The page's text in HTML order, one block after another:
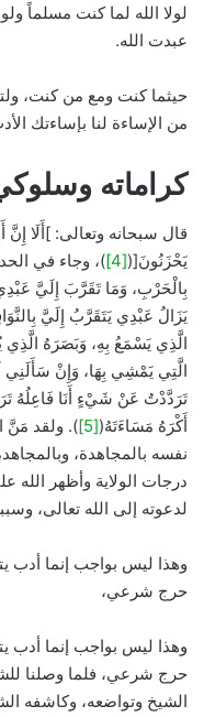
لولا الله لما كنت مسلماً
عبدت الله.
حيثما كنت ومع من كنت،
من الإساءة لنا بإساءتك
كراماته
قال سبحانه وتعالى: ]أَلَا إِنَّ
يَحْزَنُونَ[([4]
)، وجاء في
بِالْحَرْبِ، وَمَا تَقَرَّبَ إِلَيَّ
يَزَالُ عَبْدِي يَتَقَرَّبُ إِلَيَّ
الَّذِي يَسْمَعُ بِهِ، وَبَصَرَهُ الَّذِي
الَّتِي يَمْشِي بِهَا، وَإِنْ سَأَلَنِي
تَرَدَّدْتُ عَنْ شَيْءٍ أَنَا فَاعِلُهُ
أَكْرَهُ مَسَاءَتَهُ([5]
نفسه بالمجاهدة،
درجات الولاية وأظهر الله
لدعوته إلى الله تعالى،
وهذا ليس بواجب إنما أدب
حرج شرعي،
وهذا ليس بواجب إنما أدب
حرج شرعي، فلما وصلنا
الشيخ وتواضعه، وكاشفه